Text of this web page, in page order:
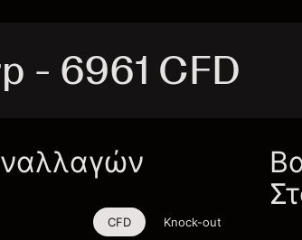
- 6961 CFD
CFD Knock-out